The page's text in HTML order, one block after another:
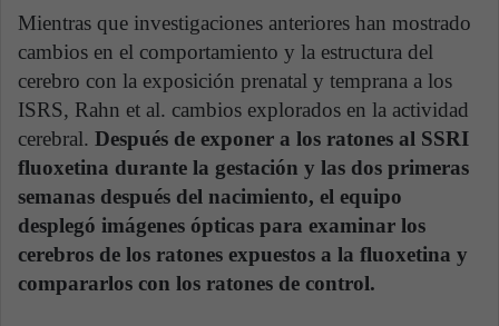
Mientras que investigaciones anteriores han mostrado
cambios en el comportamiento y la estructura del
cerebro con la exposición prenatal y temprana a los
ISRS, Rahn et al. cambios explorados en la actividad
cerebral. Después de exponer a los ratones al SSRI
fluoxetina durante la gestación y las dos primeras
semanas después del nacimiento, el equipo
desplegó imágenes ópticas para examinar los
cerebros de los ratones expuestos a la fluoxetina y
compararlos con los ratones de control.